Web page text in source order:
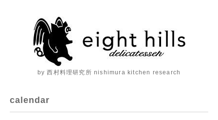
by 西村料理研究所 nishimura kitchen research
calendar